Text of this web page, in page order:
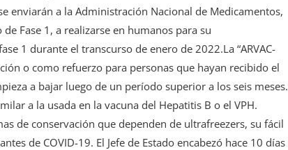
enviarán a la Administración Nacional de Medicamentos,
Fase 1, a realizarse en humanos para su
1 durante el transcurso de enero de 2022.La “ARVAC-
o como refuerzo para personas que hayan recibido el
a bajar luego de un período superior a los seis meses.
a la usada en la vacuna del Hepatitis B o el VPH.
de conservación que dependen de ultrafreezers, su fácil
de COVID-19. El Jefe de Estado encabezó hace 10 días